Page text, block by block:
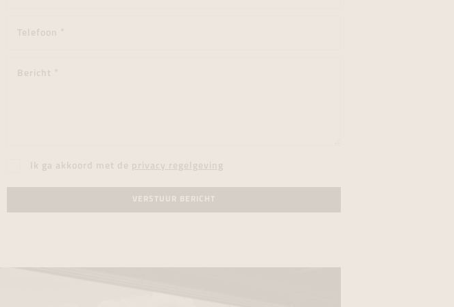
Ik ga akkoord met de privacy regelgeving
VERSTUUR BERICHT